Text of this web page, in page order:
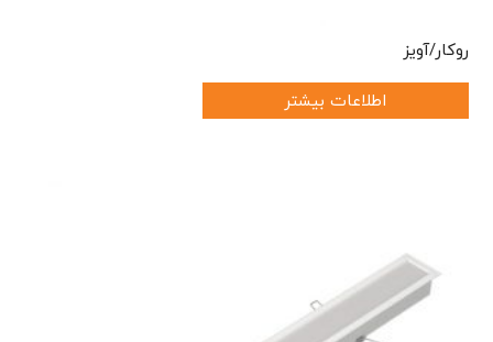
روکار/آویز
اطلاعات بیشتر